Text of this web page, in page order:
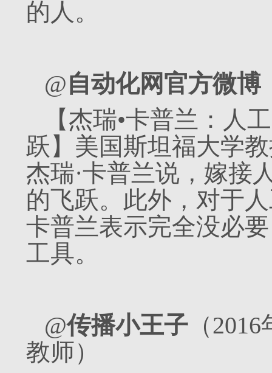
的人。
@自动化网官方微博
【杰瑞•卡普兰：人
跃】美国斯坦福大学
杰瑞·卡普兰说，嫁接
的飞跃。此外，对于
卡普兰表示完全没必
工具。
@传播小王子 （
教师）